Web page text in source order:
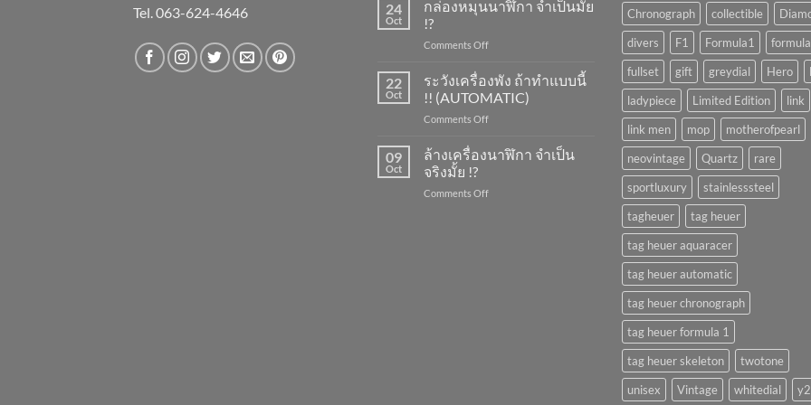
Tel. 063-624-4646
ทำ
ไง
?
24
Oct
กล่องหมุนนาฬิกา จำเป็นมั้ย
!?
Comments Offon
หมุน
จำเป็น
มั้ย
22
Oct
ระวังเครื่องพัง ถ้าทำแบบนี้
!! (AUTOMATIC)
Comments Offon
เครื่อง
ทำ
09
Oct
ล้างเครื่องนาฬิกา จำเป็น
จริงมั้ย !?
Comments Offon
Chronograph
collectible
divers
F1 Formula1
fullset
gift greydial Hero
ladypiece
Limited Edition
link
link men
mop
motherofpearl
neovintage
Quartz
rare
sportluxury
stainlesssteel
tagheuer
tag heuer
tag heuer aquaracer
tag heuer automatic
tag heuer chronograph
tag heuer formula 1
tag heuer skeleton
twotone
unisex
Vintage whitedial